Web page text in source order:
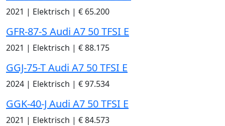
2021 | Elektrisch | € 65.200
GFR-87-S Audi A7 50 TFSI E
2021 | Elektrisch | € 88.175
GGJ-75-T Audi A7 50 TFSI E
2024 | Elektrisch | € 97.534
GGK-40-J Audi A7 50 TFSI E
2021 | Elektrisch | € 84.573